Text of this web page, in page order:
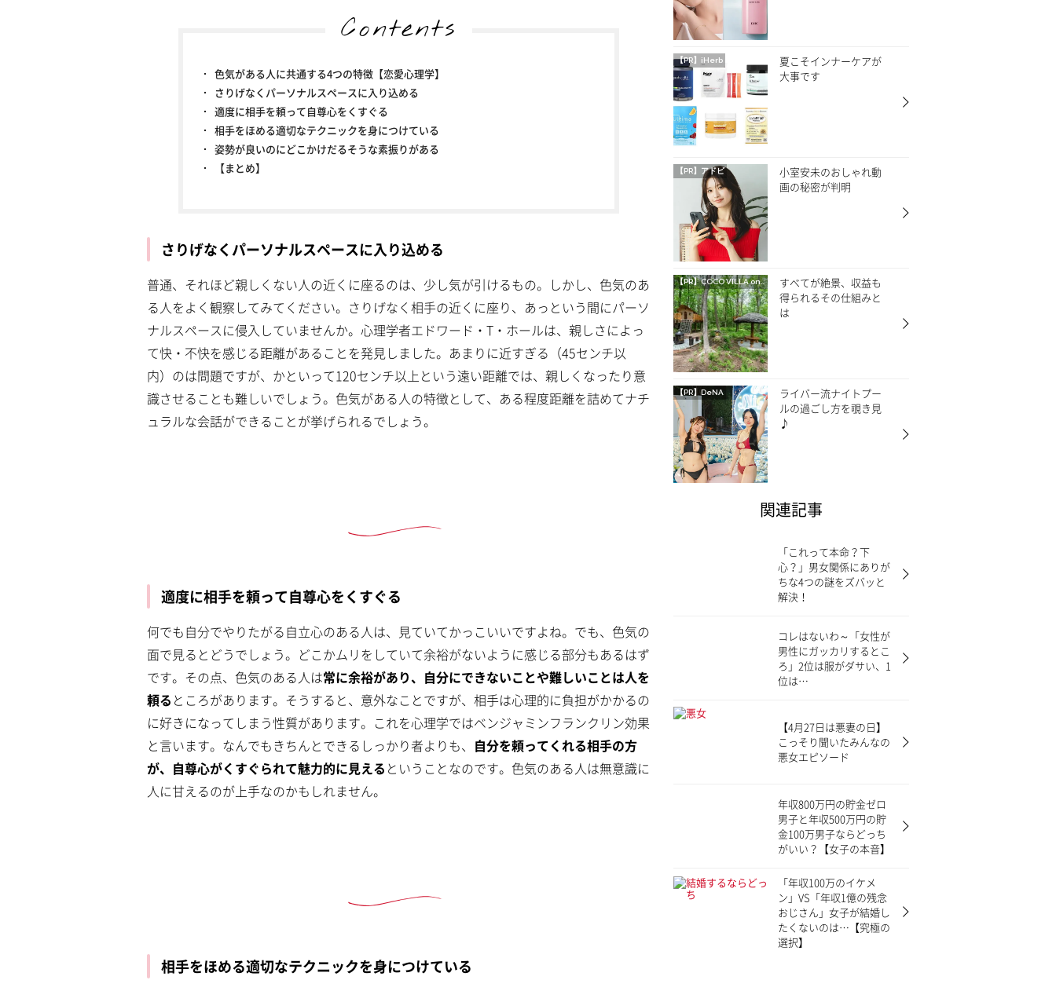
Contents
色気がある人に共通する4つの特徴【恋愛心理学】
さりげなくパーソナルスペースに入り込める
適度に相手を頼って自尊心をくすぐる
相手をほめる適切なテクニックを身につけている
姿勢が良いのにどこかけだるそうな素振りがある
【まとめ】
さりげなくパーソナルスペースに入り込める
普通、それほど親しくない人の近くに座るのは、少し気が引けるもの。しかし、色気のあ
る人をよく観察してみてください。さりげなく相手の近くに座り、あっという間にパーソ
ナルスペースに侵入していませんか。心理学者エドワード・T・ホールは、親しさによっ
て快・不快を感じる距離があることを発見しました。あまりに近すぎる（45センチ以
内）のは問題ですが、かといって120センチ以上という遠い距離では、親しくなったり意
識させることも難しいでしょう。色気がある人の特徴として、ある程度距離を詰めてナチ
ュラルな会話ができることが挙げられるでしょう。
適度に相手を頼って自尊心をくすぐる
何でも自分でやりたがる自立心のある人は、見ていてかっこいいですよね。でも、色気の
面で見るとどうでしょう。どこかムリをしていて余裕がないように感じる部分もあるはず
です。その点、色気のある人は常に余裕があり、自分にできないことや難しいことは人を
頼る ところがあります。そうすると、意外なことですが、相手は心理的に負担がかかるの
に好きになってしまう性質があります。これを心理学ではベンジャミンフランクリン効果
と言います。なんでもきちんとできるしっかり者よりも、 自分を頼ってくれる相手の方
が、自尊心がくすぐられて魅力的に見える ということなのです。色気のある人は無意識に
人に甘えるのが上手なのかもしれません。
相手をほめる適切なテクニックを身につけている
【PR】iHerb
夏こそインナーケアが
大事です
【PR】アドビ
小室安未のおしゃれ動
画の秘密が判明
【PR】COCO VILLA on GOETHE
すべてが絶景、収益も
得られるその仕組みと
は
【PR】DeNA
ライバー流ナイトプー
ルの過ごし方を覗き見
♪
関連記事
「これって本命？下
心？」男女関係にありが
ちな4つの謎をズバッと
解決！
コレはないわ～「女性が
男性にガッカリするとこ
ろ」2位は服がダサい、1
位は…
【4月27日は悪妻の日】
こっそり聞いたみんなの
悪女エピソード
年収800万円の貯金ゼロ
男子と年収500万円の貯
金100万男子ならどっち
がいい？【女子の本音】
「年収100万のイケメ
ン」VS「年収1億の残念
おじさん」女子が結婚し
たくないのは…【究極の
選択】